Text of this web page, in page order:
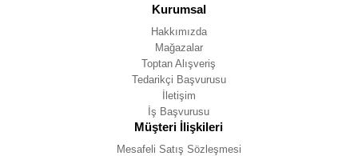
Kurumsal
Hakkımızda
Mağazalar
Toptan Alışveriş
Tedarikçi Başvurusu
İletişim
İş Başvurusu
Müşteri İlişkileri
Mesafeli Satış Sözleşmesi